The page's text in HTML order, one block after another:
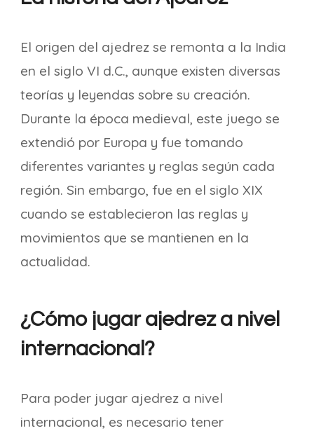
El origen del ajedrez se remonta a la India
en el siglo VI d.C., aunque existen diversas
teorías y leyendas sobre su creación.
Durante la época medieval, este juego se
extendió por Europa y fue tomando
diferentes variantes y reglas según cada
región. Sin embargo, fue en el siglo XIX
cuando se establecieron las reglas y
movimientos que se mantienen en la
actualidad.
¿Cómo jugar ajedrez a nivel
internacional?
Para poder jugar ajedrez a nivel
internacional, es necesario tener